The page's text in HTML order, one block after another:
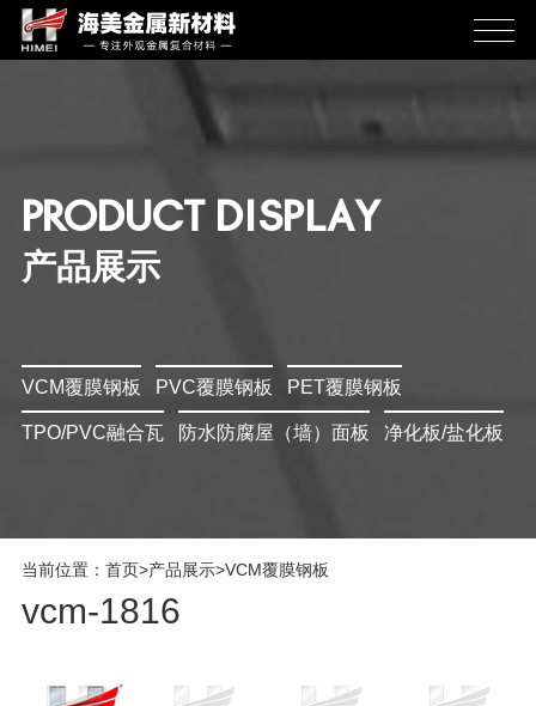
PRODUCT DISPLAY
产品展示
VCM覆膜钢板 PVC覆膜钢板 PET覆膜钢板
TPO/PVC融合瓦 防水防腐屋（墙）面板 净化板/盐化板
当前位置： 首页 >产品展示>VCM覆膜钢板
vcm-1816